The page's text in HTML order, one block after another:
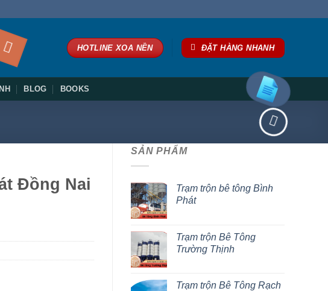
HOTLINE XOA NỀN ĐẶT HÀNG NHANH
BLOG BOOKS
SẢN PHẨM
Trạm trộn bê tông Bình
Phát
Trạm trộn Bê Tông
Trường Thịnh
Trạm trộn Bê Tông Rạch
Đồng Nai